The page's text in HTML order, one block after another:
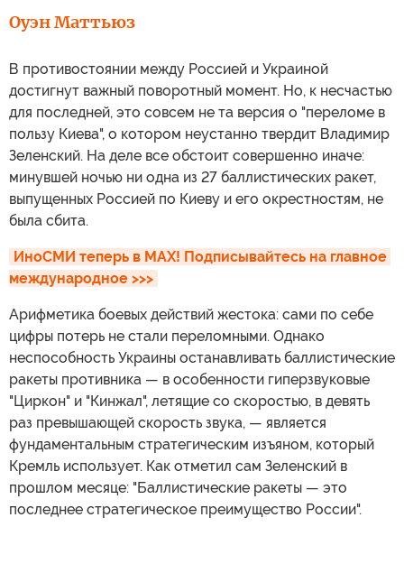
Оуэн Маттьюз
В противостоянии между Россией и Украиной
достигнут важный поворотный момент. Но, к несчастью
для последней, это совсем не та версия о "переломе в
пользу Киева", о котором неустанно твердит Владимир
Зеленский. На деле все обстоит совершенно иначе:
минувшей ночью ни одна из 27 баллистических ракет,
выпущенных Россией по Киеву и его окрестностям, не
была сбита.
ИноСМИ теперь в MAX! Подписывайтесь на главное
международное >>>
Арифметика боевых действий жестока: сами по себе
цифры потерь не стали переломными. Однако
неспособность Украины останавливать баллистические
ракеты противника — в особенности гиперзвуковые
"Циркон" и "Кинжал", летящие со скоростью, в девять
раз превышающей скорость звука, — является
фундаментальным стратегическим изъяном, который
Кремль использует. Как отметил сам Зеленский в
прошлом месяце: "Баллистические ракеты — это
последнее стратегическое преимущество России".